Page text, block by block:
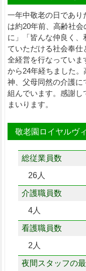
一年中敬老の日であり
は約20年前、高齢社
に」「皆んな仲良く
ていただける社会奉仕
全経営を行なっていま
から24年経ちました
神、父母同然の介護に
組んでいます。感謝し
まいります。
敬老園ロイヤルヴ
総従業員数
26人
介護職員数
4人
看護職員数
2人
夜間スタッフの